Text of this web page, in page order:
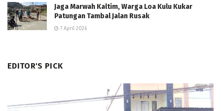
Jaga Marwah Kaltim, Warga Loa Kulu Kukar
Patungan Tambal Jalan Rusak
7 April 2026
EDITOR'S PICK